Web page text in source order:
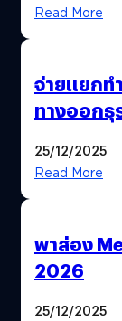
Read More
จ่ายแยกท
ทางออกธุ
25/12/2025
Read More
พาส่อง
2026
25/12/2025